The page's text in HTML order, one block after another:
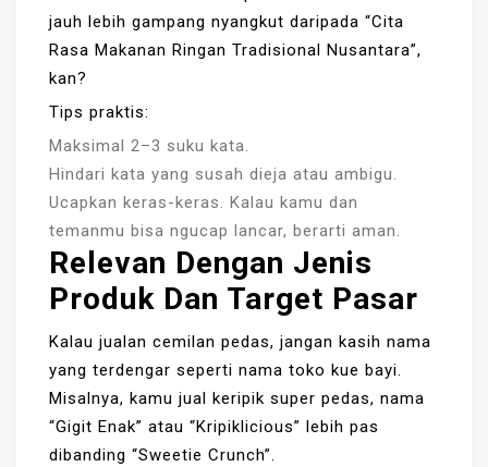
jauh lebih gampang nyangkut daripada “Cita
Rasa Makanan Ringan Tradisional Nusantara”,
kan?
Tips praktis:
Maksimal 2–3 suku kata.
Hindari kata yang susah dieja atau ambigu.
Ucapkan keras-keras. Kalau kamu dan
temanmu bisa ngucap lancar, berarti aman.
Relevan Dengan Jenis
Produk Dan Target Pasar
Kalau jualan cemilan pedas, jangan kasih nama
yang terdengar seperti nama toko kue bayi.
Misalnya, kamu jual keripik super pedas, nama
“Gigit Enak” atau “Kripiklicious” lebih pas
dibanding “Sweetie Crunch”.